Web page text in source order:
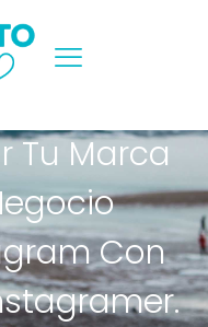
Tu Marca
Con